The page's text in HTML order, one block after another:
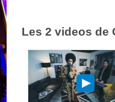
Les 2 videos de